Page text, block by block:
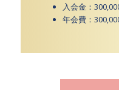
入会金：
年会費：